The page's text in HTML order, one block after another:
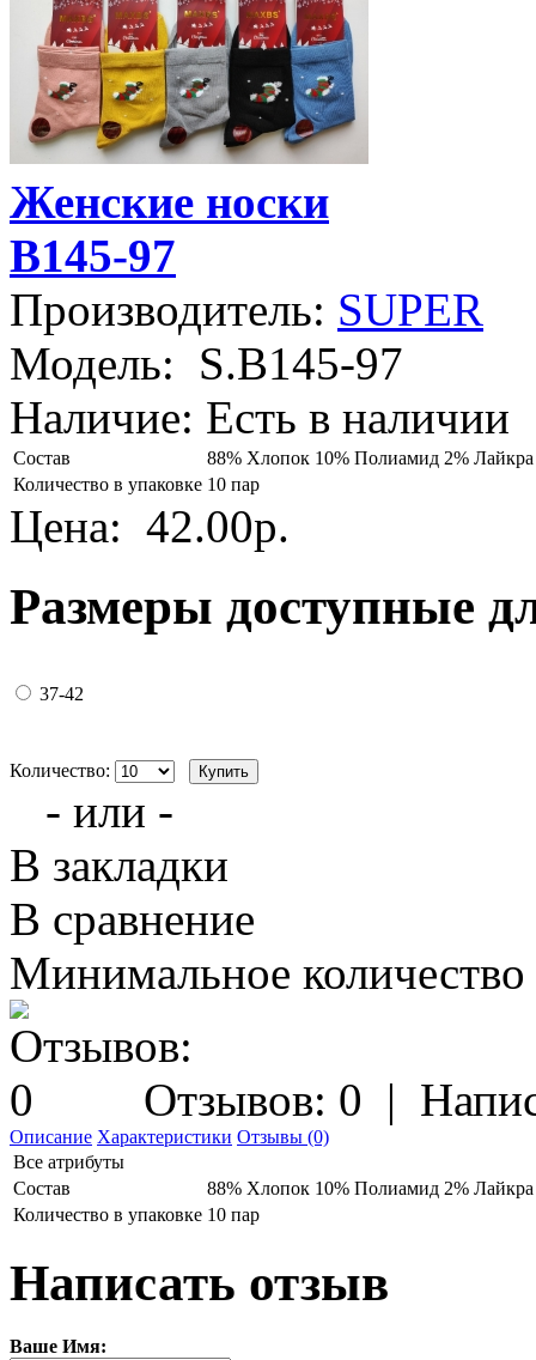
Женские носки
B145-97
Производитель: SUPER
Модель: S.B145-97
Наличие: Есть в наличии
Состав
88% Хлопок 10% Полиамид 2% Лайкра
Количество в упаковке 10 пар
Цена: 42.00р.
Размеры доступные
37-42
Количество:
- или -
В закладки
В сравнение
Минимальное количество
Отзывов: 0 |
Описание Характеристики Отзывы (0)
Все атрибуты
Состав
88% Хлопок 10% Полиамид 2% Лайкра
Количество в упаковке 10 пар
Написать отзыв
Ваше Имя: